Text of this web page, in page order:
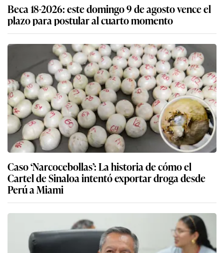
Beca 18-2026: este domingo 9 de agosto vence el
plazo para postular al cuarto momento
Caso ‘Narcocebollas’: La historia de cómo el
Cartel de Sinaloa intentó exportar droga desde
Perú a Miami